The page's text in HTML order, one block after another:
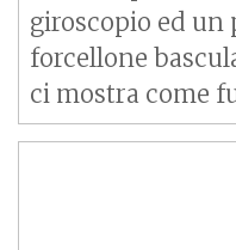
giroscopio ed
forcellone
ci mostra come